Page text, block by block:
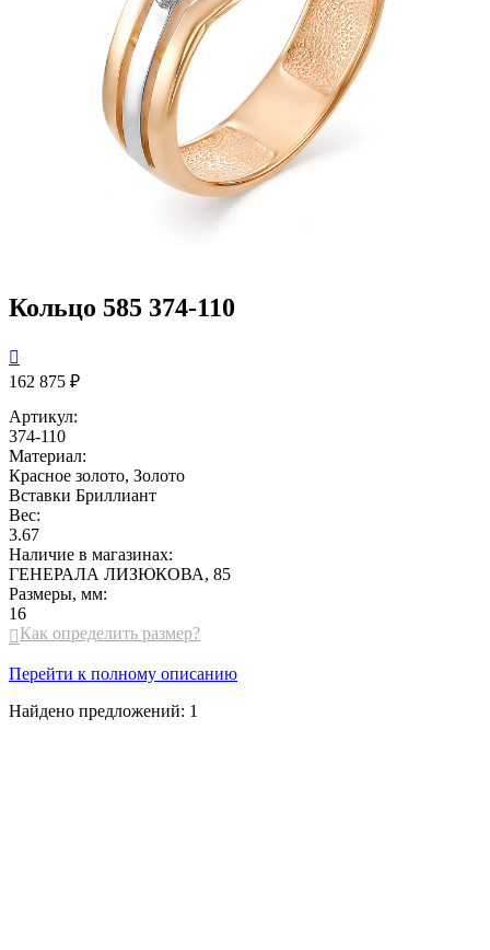
Кольцо 585 374-110

162 875 ₽
Артикул:
374-110
Материал:
Красное золото, Золото
Вставки Бриллиант
Вес:
3.67
Наличие в магазинах:
ГЕНЕРАЛА ЛИЗЮКОВА, 85
Размеры, мм:
16
 Как определить размер?
Перейти к полному описанию
Найдено предложений: 1